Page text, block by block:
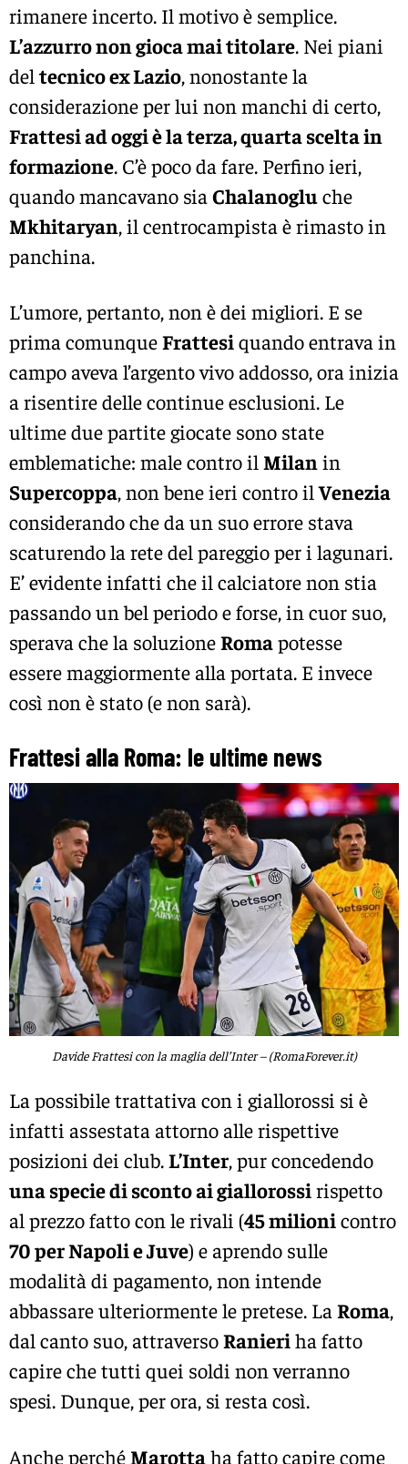
rimanere incerto. Il motivo è semplice.
L’azzurro non gioca mai titolare. Nei piani
del tecnico ex Lazio, nonostante la
considerazione per lui non manchi di certo,
Frattesi ad oggi è la terza, quarta scelta in
formazione. C’è poco da fare. Perfino ieri,
quando mancavano sia Chalanogluche
Mkhitaryan, il centrocampista è rimasto in
panchina.
L’umore, pertanto, non è dei migliori. E se
prima comunqueFrattesiquando entrava in
campo aveva l’argento vivo addosso, ora inizia
a risentire delle continue esclusioni. Le
ultime due partite giocate sono state
emblematiche: male contro il Milanin
Supercoppa, non bene ieri contro ilVenezia
considerando che da un suo errore stava
scaturendo la rete del pareggio per i lagunari.
E’ evidente infatti che il calciatore non stia
passando un bel periodo e forse, in cuor suo,
sperava che la soluzioneRomapotesse
essere maggiormente alla portata. E invece
così non è stato (e non sarà).
Frattesi alla Roma: le ultime news
Davide Frattesi con la maglia dell’Inter – (RomaForever.it)
La possibile trattativa con i giallorossi si è
infatti assestata attorno alle rispettive
posizioni dei club.L’Inter, pur concedendo
una specie di sconto ai giallorossirispetto
al prezzo fatto con le rivali (45 milionicontro
70 per Napoli e Juve) e aprendo sulle
modalità di pagamento, non intende
abbassare ulteriormente le pretese. La Roma,
dal canto suo, attraversoRanieriha fatto
capire che tutti quei soldi non verranno
spesi. Dunque, per ora, si resta così.
Anche perché Marotta ha fatto capire come